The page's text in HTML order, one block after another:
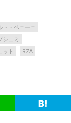
ト・ベニーニ
シェミ
ット
RZA